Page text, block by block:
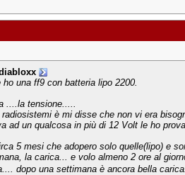
una ff9 con batteria lipo 2200.
....la tensione.....
è mi disse che non vi era
ad un qualcosa in più di 12 Volt le ho
5 mesi che adopero solo quelle(lipo) e
la carica... e volo almeno 2 ore al
dopo una settimana è ancora bella carica.